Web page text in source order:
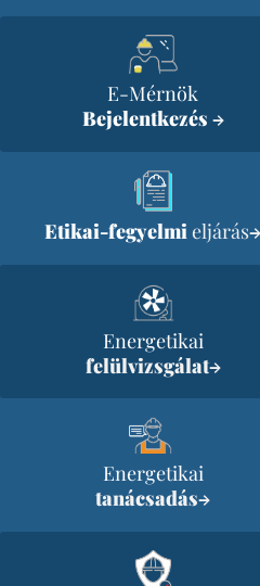
E-Mérnök
Bejelentkezés →
Etikai-fegyelmieljárás→
Energetikai
felülvizsgálat→
Energetikai
tanácsadás→